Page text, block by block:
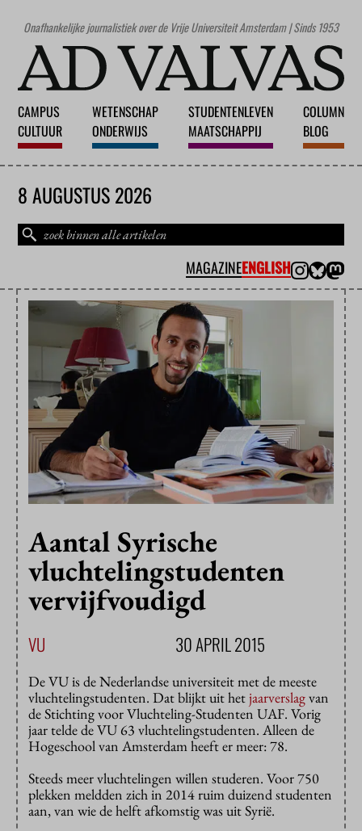
Onafhankelijke journalistiek over de Vrije Universiteit Amsterdam | Sinds 1953
CAMPUS
CULTUUR
WETENSCHAP
ONDERWIJS
STUDENTENLEVEN
MAATSCHAPPIJ
COLUMN
BLOG
8 AUGUSTUS 2026
MAGAZINEENGLISH
Aantal Syrische
vluchtelingstudenten
vervijfvoudigd
VU 30 APRIL 2015
De VU is de Nederlandse universiteit met de meeste
vluchtelingstudenten. Dat blijkt uit hetjaarverslagvan
de Stichting voor Vluchteling-Studenten UAF. Vorig
jaar telde de VU 63 vluchtelingstudenten. Alleen de
Hogeschool van Amsterdam heeft er meer: 78.
Steeds meer vluchtelingen willen studeren. Voor 750
plekken meldden zich in 2014 ruim duizend studenten
aan, van wie de helft afkomstig was uit Syrië.